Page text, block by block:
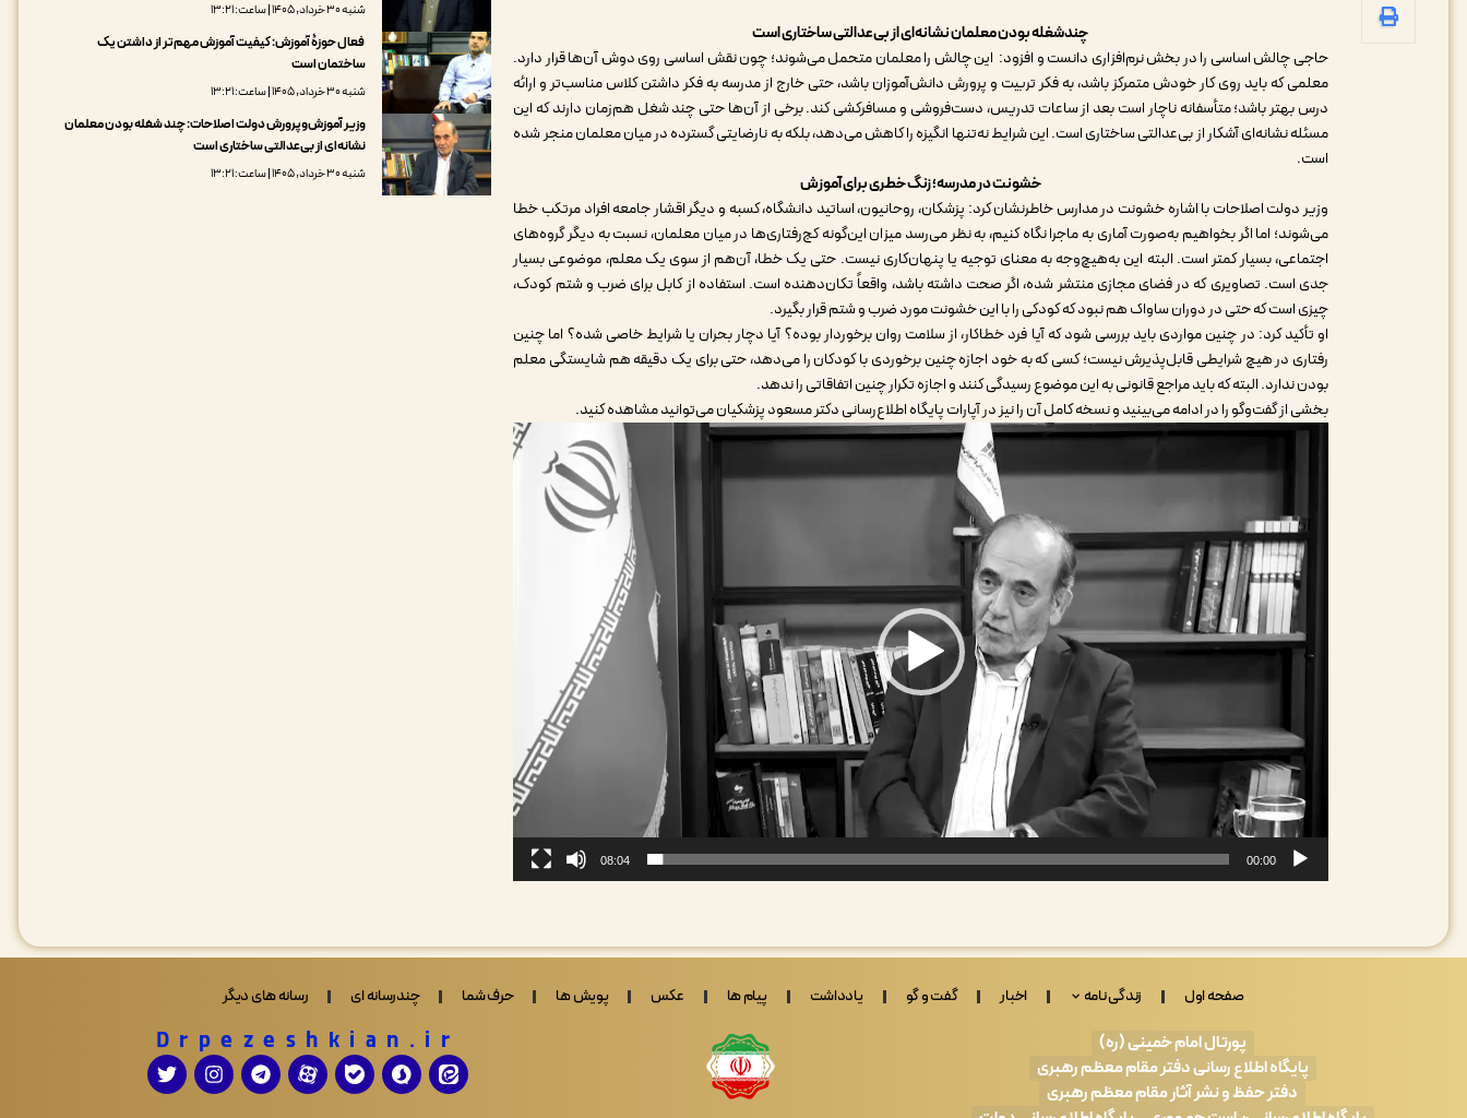
چندشغله بودن معلمان نشانه‌ای از بی‌عدالتی ساختاری است
حاجی چالش اساسی را در بخش نرم‌افزاری دانست و افزود: این چالش را معلمان متحمل می‌شوند؛ چون نقش اساسی روی دوش آن‌ها قرار دارد.
معلمی که باید روی کار خودش متمرکز باشد، به فکر تربیت و پرورش دانش‌آموزان باشد، حتی خارج از مدرسه به فکر داشتن کلاس مناسب‌تر و ارائه
درس بهتر باشد؛ متأسفانه ناچار است بعد از ساعات تدریس، دست‌فروشی و مسافرکشی کند. برخی از آن‌ها حتی چند شغل هم‌زمان دارند که این
مسئله نشانه‌ای آشکار از بی‌عدالتی ساختاری است. این شرایط نه‌تنها انگیزه را کاهش می‌دهد، بلکه به نارضایتی گسترده در میان معلمان منجر شده
است.
خشونت در مدرسه؛ زنگ خطری برای آموزش
وزیر دولت اصلاحات با اشاره خشونت در مدارس خاطرنشان کرد: پزشکان، روحانیون، اساتید دانشگاه، کسبه و دیگر اقشار جامعه افراد مرتکب خطا
می‌شوند؛ اما اگر بخواهیم به‌صورت آماری به ماجرا نگاه کنیم، به نظر می‌رسد میزان این‌گونه کج‌رفتاری‌ها در میان معلمان، نسبت به دیگر گروه‌های
اجتماعی، بسیار کمتر است. البته این به‌هیچ‌وجه به معنای توجیه یا پنهان‌کاری نیست. حتی یک خطا، آن‌هم از سوی یک معلم، موضوعی بسیار
جدی است. تصاویری که در فضای مجازی منتشر شده، اگر صحت داشته باشد، واقعاً تکان‌دهنده است. استفاده از کابل برای ضرب و شتم کودک،
چیزی است که حتی در دوران ساواک هم نبود که کودکی را با این خشونت مورد ضرب و شتم قرار بگیرد.
او تأکید کرد: در چنین مواردی باید بررسی شود که آیا فرد خطاکار، از سلامت روان برخوردار بوده؟ آیا دچار بحران یا شرایط خاصی شده؟ اما چنین
رفتاری در هیچ شرایطی قابل‌پذیرش نیست؛ کسی که به خود اجازه چنین برخوردی با کودکان را می‌دهد، حتی برای یک دقیقه هم شایستگی معلم
بودن ندارد. البته که باید مراجع قانونی به این موضوع رسیدگی کنند و اجازه تکرار چنین اتفاقاتی را ندهد.
بخشی از گفت‌وگو را در ادامه می‌بینید و نسخه کامل آن را نیز درآپاراتپایگاه اطلاع‌رسانی دکتر مسعود پزشکیان می‌توانید مشاهده کنید.
نمایشگر
00:00
08:04
شنبه ۳۰ خرداد, ۱۴۰۵ | ساعت: ۱۳:۲۱
فعال حوزۀ آموزش: کیفیت آموزش مهم‌تر از داشتن یک
ساختمان است
شنبه ۳۰ خرداد, ۱۴۰۵ | ساعت: ۱۳:۲۱
وزیر آموزش‌وپرورش دولت اصلاحات: چند شغله بودن معلمان
نشانه‌ای از بی‌عدالتی ساختاری است
شنبه ۳۰ خرداد, ۱۴۰۵ | ساعت: ۱۳:۲۱
صفحه اول زندگی نامه اخبار گفت و گو یادداشت پیام ها عکس پویش ها حرف شما چندرسانه ای رسانه های دیگر
پورتال امام خمینی (ره)
پایگاه اطلاع رسانی دفتر مقام معظم رهبری
دفتر حفظ و نشر آثار مقام معظم رهبری
Drpezeshkian.ir